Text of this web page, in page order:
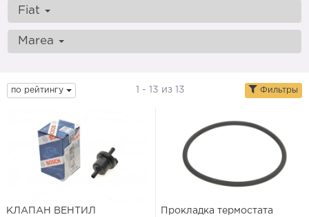
Fiat
Marea
по рейтингу 1 - 13 из 13 Фильтры
КЛАПАН ВЕНТИЛ
Прокладка термостата